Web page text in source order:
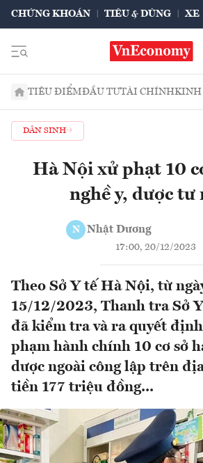
CHỨNG KHOÁN TIÊU & DÙNG XE
TIÊU ĐIỂMĐẦU TƯTÀI CHÍNHKINH
DÂN SINH
Hà Nội xử phạt 10
nghề y, dược tư
N Nhật Dương
17:00, 20/12/2023
Theo Sở Y tế Hà Nội, từ
15/12/2023, Thanh tra Sở
đã kiểm tra và ra quyết
phạm hành chính 10 cơ sở
dược ngoài công lập trên
tiền 177 triệu đồng...